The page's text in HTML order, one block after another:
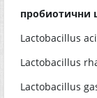
пробиотични
Lactobacillus
Lactobacillus
Lactobacillus